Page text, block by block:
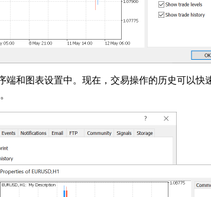
端和图表设置中。现在，交易操作的历史可以